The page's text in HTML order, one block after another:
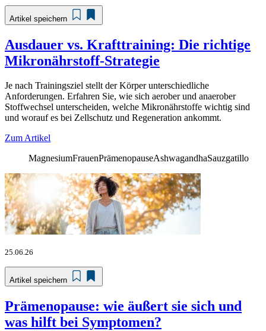
Artikel speichern
Ausdauer vs. Krafttraining: Die richtige
Mikronährstoff-Strategie
Je nach Trainingsziel stellt der Körper unterschiedliche
Anforderungen. Erfahren Sie, wie sich aerober und anaerober
Stoffwechsel unterscheiden, welche Mikronährstoffe wichtig sind
und worauf es bei Zellschutz und Regeneration ankommt.
Zum Artikel
MagnesiumFrauenPrämenopauseAshwagandhaSauzgatillo
25.06.26
Artikel speichern
Prämenopause: wie äußert sie sich und
was hilft bei Symptomen?